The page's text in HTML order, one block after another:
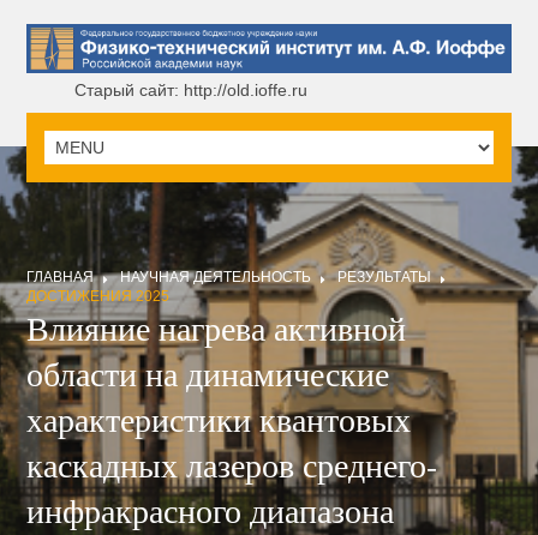
Старый сайт: http://old.ioffe.ru
ГЛАВНАЯ НАУЧНАЯ ДЕЯТЕЛЬНОСТЬ
РЕЗУЛЬТАТЫ
ДОСТИЖЕНИЯ 2025
Влияние нагрева активной
области на динамические
характеристики квантовых
каскадных лазеров среднего-
инфракрасного диапазона